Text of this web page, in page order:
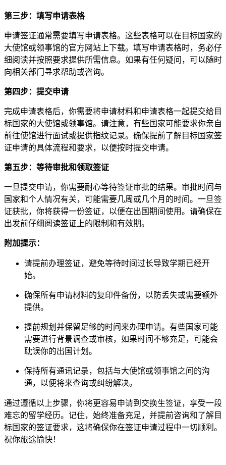
第三步：填写申请表格
申请签证通常需要填写申请表格。这些表格可以在目标国家的
大使馆或领事馆的官方网站上下载。填写申请表格时，务必仔
细阅读并按照要求提供所需信息。如果有任何疑问，可以随时
向相关部门寻求帮助或咨询。
第四步：提交申请
完成申请表格后，你需要将申请材料和申请表格一起提交给目
标国家的大使馆或领事馆。请注意，有些国家可能要求你亲自
前往使馆进行面试或提供指纹记录。确保提前了解目标国家签
证申请的具体流程和要求，以便按时提交申请。
第五步：等待审批和领取签证
一旦提交申请，你需要耐心等待签证审批的结果。审批时间与
国家和个人情况有关，可能需要几周或几个月的时间。一旦签
证获批，你将获得一份签证，以便在出国期间使用。请确保在
出发前仔细阅读签证上的限制和有效期。
附加提示：
请提前办理签证，避免等待时间过长导致学期已经开
始。
确保所有申请材料的复印件备份，以防丢失或需要额外
提供。
提前规划并保留足够的时间来办理申请。有些国家可能
需要进行背景调查或审核，如果时间不够充足，可能会
耽误你的出国计划。
保持所有通讯记录，包括与大使馆或领事馆之间的沟
通，以便将来查询或纠纷解决。
通过遵循以上步骤，你将更容易申请到交换生签证，享受一段
难忘的留学经历。记住，始终准备充足，并提前咨询和了解目
标国家的签证要求，这将确保你在签证申请过程中一切顺利。
祝你旅途愉快！